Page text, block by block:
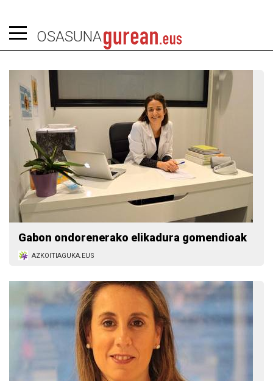
OSASUNA
Gabon ondorenerako elikadura gomendioak
AZKOITIAGUKA.EUS